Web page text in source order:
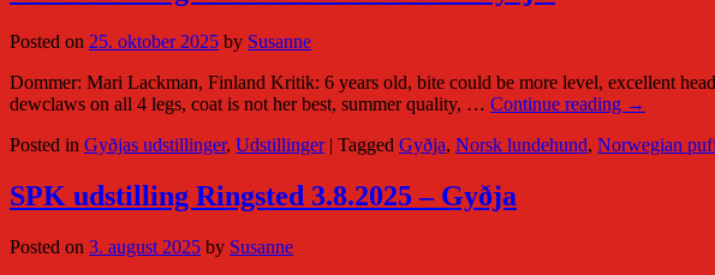
Posted on 25. oktober 2025 by Susanne
Dommer: Mari Lackman, Finland Kritik: 6 years old, bite could be more level, excellent
dewclaws on all 4 legs, coat is not her best, summer quality, … Continue reading →
Posted in Gyðjas udstillinger, Udstillinger | Tagged Gyðja, Norsk lundehund, Norwegian
SPK udstilling Ringsted 3.8.2025 – Gyðja
Posted on 3. august 2025 by Susanne